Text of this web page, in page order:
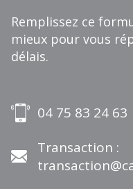
Remplissez ce
mieux pour vous
délais.
04 75 83 24 63
Transaction :